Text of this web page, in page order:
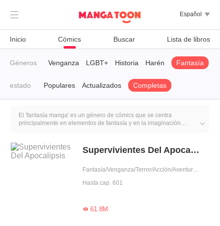
 Español 
Inicio Cómics Buscar Lista de libros
Géneros
agridulce Venganza LGBT+ Historia Harén Fantasía
estado Populares Actualizados Completas
El 'fantasía manga' es un género de cómics que se centra
principalmente en elementos de fantasía y en la imaginación
aventuras heroicas y tramas épicas. La característica distintiva del
manga de fantasía es llevar a los lectores a un mundo más allá de

Supervivientes Del Apocalipsis
Fantasía/Venganza/Terror/Acción/Aventura/Supervivencia/Renacimiento/Dominante/Bondadosa/Zombie/Zombi
Hasta cap. 601
61.8M